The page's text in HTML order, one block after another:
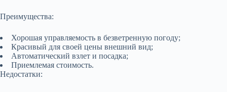
Преимущества:
Хорошая управляемость в безветренную погоду;
Красивый для своей цены внешний вид;
Автоматический взлет и посадка;
Приемлемая стоимость.
Недостатки: